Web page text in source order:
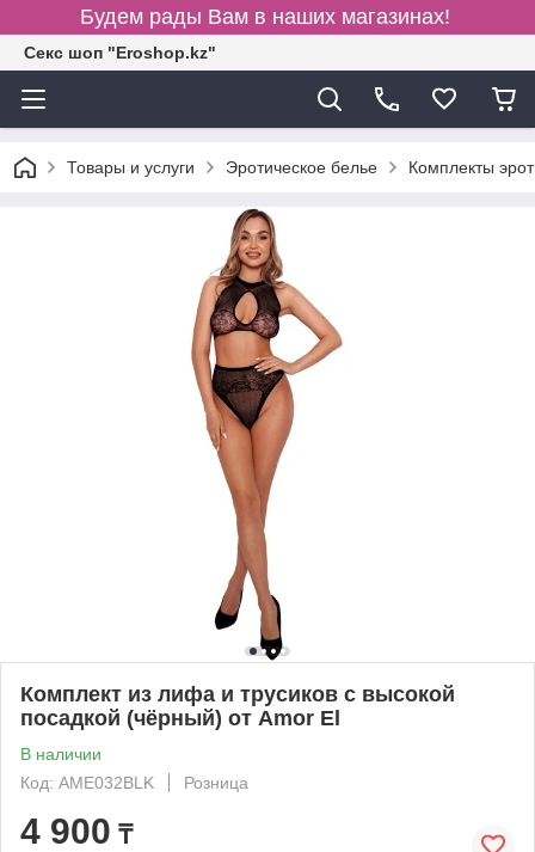
Будем рады Вам в наших магазинах!
Секс шоп "Eroshop.kz"
Товары и услуги Эротическое белье Комплекты
Комплект из лифа и трусиков с высокой
посадкой (чёрный) от Amor El
В наличии
Код: AME032BLK
Розница
4 900 ₸